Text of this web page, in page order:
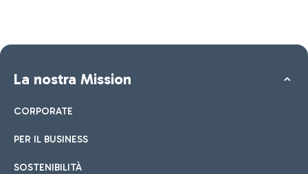
La nostra Mission
CORPORATE
PER IL BUSINESS
SOSTENIBILITÀ